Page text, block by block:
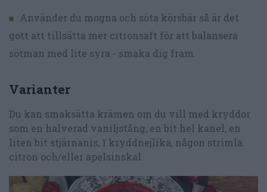
Använder du mogna och söta körsbär så är det
gott att tillsätta mer citronsaft för att balansera
sötman med lite syra - smaka dig fram.
Varianter
Du kan smaksätta krämen om du vill med kryddor
som en halverad vaniljstång, en bit hel kanel, en
liten bit stjärnanis, 1 kryddnejlika, någon strimla
citron och/eller apelsinskal.